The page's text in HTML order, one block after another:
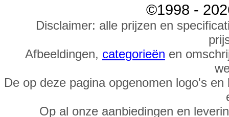
©1998 -
Disclaimer: alle prijzen en
Afbeeldingen, categorieën en
De op deze pagina opgenomen logo's
Op al onze aanbiedingen en